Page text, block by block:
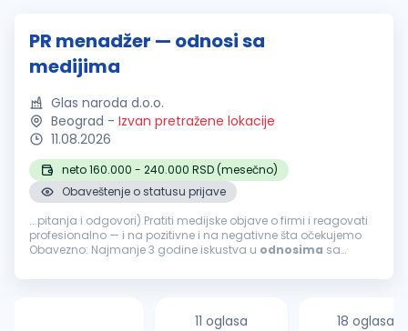
PR menadžer — odnosi sa
medijima
Glas naroda d.o.o.
Beograd - Izvan pretražene lokacije
11.08.2026
neto 160.000 - 240.000 RSD (mesečno)
Obaveštenje o statusu prijave
...pitanja i odgovori) Pratiti medijske objave o firmi i reagovati
profesionalno — i na pozitivne i na negativne šta očekujemo
Obavezno: Najmanje 3 godine iskustva u odnosima sa
Odlično pisanje...
11 oglasa 18 oglasa